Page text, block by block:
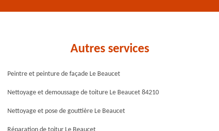
Autres services
Peintre et peinture de façade Le Beaucet
Nettoyage et demoussage de toiture Le Beaucet 84210
Nettoyage et pose de gouttière Le Beaucet